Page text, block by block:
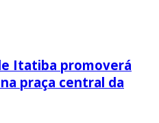
Itatiba promoverá
praça central da